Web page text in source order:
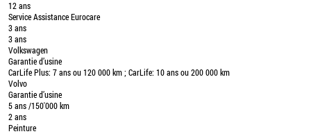
12 ans
Service Assistance Eurocare
3 ans
3 ans
Volkswagen
Garantie d’usine
CarLife Plus: 7 ans ou 120 000 km ; CarLife: 10 ans ou 200 000 km
Volvo
Garantie d’usine
5 ans /150'000 km
2 ans
Peinture